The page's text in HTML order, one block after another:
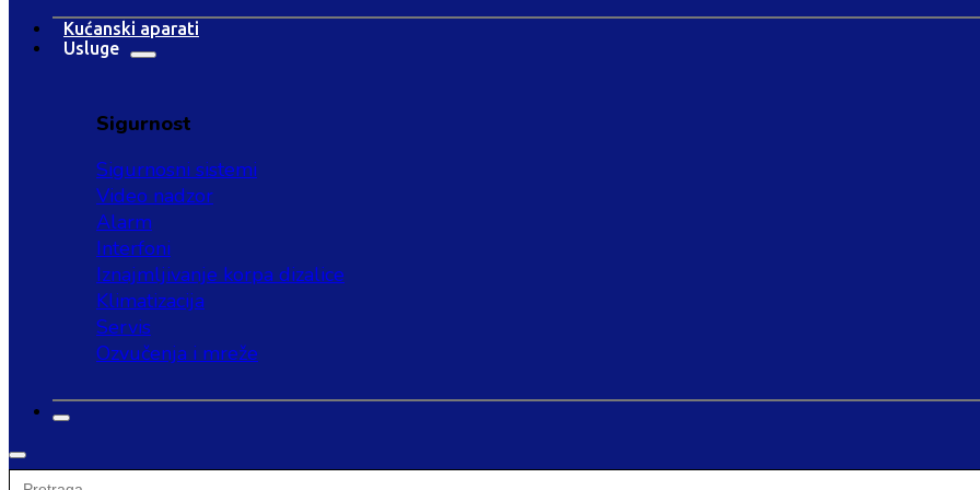
Kućanski aparati
Usluge
Sigurnost
Sigurnosni sistemi
Video nadzor
Alarm
Interfoni
Iznajmljivanje korpa dizalice
Klimatizacija
Servis
Ozvučenja i mreže
Search